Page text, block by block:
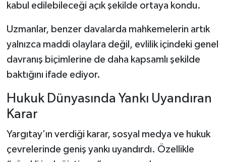
kabul edilebileceği açık şekilde ortaya kondu.
Uzmanlar, benzer davalarda mahkemelerin artık
yalnızca maddi olaylara değil, evlilik içindeki genel
davranış biçimlerine de daha kapsamlı şekilde
baktığını ifade ediyor.
Hukuk Dünyasında Yankı Uyandıran
Karar
Yargıtay’ın verdiği karar, sosyal medya ve hukuk
çevrelerinde geniş yankı uyandırdı. Özellikle